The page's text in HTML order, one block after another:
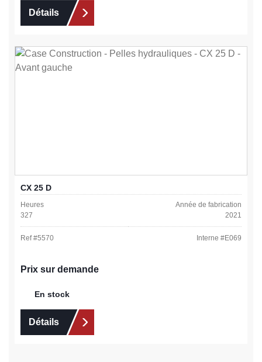
Détails
CX 25 D
Heures
327
Année de fabrication
2021
Ref #5570 Interne #E069
Prix sur demande
En stock
Détails